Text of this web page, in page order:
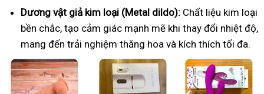
Dương vật giả kim loại (Metal dildo): Chất liệu kim loại
bền chắc, tạo cảm giác mạnh mẽ khi thay đổi nhiệt độ,
mang đến trải nghiệm thăng hoa và kích thích tối đa.